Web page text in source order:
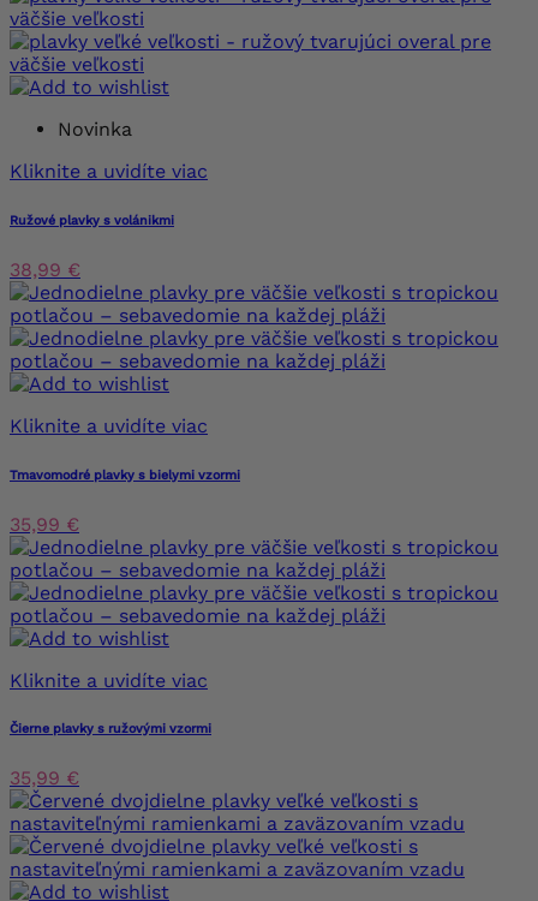
Novinka
Kliknite a uvidíte viac
Ružové plavky s volánikmi
38,99 €
Kliknite a uvidíte viac
Tmavomodré plavky s bielymi vzormi
35,99 €
Kliknite a uvidíte viac
Čierne plavky s ružovými vzormi
35,99 €